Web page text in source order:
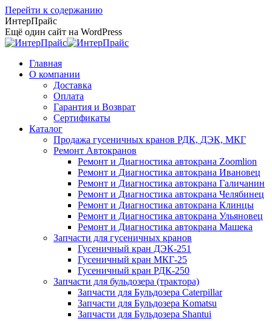
Перейти к содержанию
ИнтерПрайс
Ещё один сайт на WordPress
Главная
О компании
Доставка
Оплата
Гарантия и Возврат
Сертификаты
Каталог
Продажа гусеничных кранов РДК, ДЭК, МКГ
Ремонт Автокранов
Ремонт и Диагностика автокрана Zoomlion
Ремонт и Диагностика автокрана Ивановец
Ремонт и Диагностика автокрана Галичанин
Ремонт и Диагностика автокрана Челябинец
Ремонт и Диагностика автокрана Клинцы
Ремонт и Диагностика автокрана Ульяновец
Ремонт и Диагностика автокрана Машека
Запчасти для гусеничных кранов
Гусеничный кран ДЭК-251
Гусеничный кран МКГ-25
Гусеничный кран РДК-250
Запчасти для бульдозера (трактора)
Запчасти для Бульдозера Caterpillar
Запчасти для Бульдозера Komatsu
Запчасти для Бульдозера Shantui